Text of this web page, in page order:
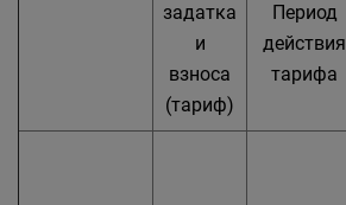
задатка
и
взноса
(тариф)
Период
действия
тарифа